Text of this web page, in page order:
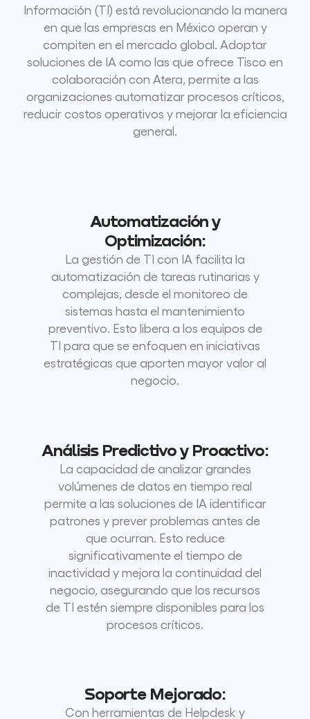
Información (TI) está revolucionando la manera
en que las empresas en México operan y
compiten en el mercado global. Adoptar
soluciones de IA como las que ofrece Tisco en
colaboración con Atera, permite a las
organizaciones automatizar procesos críticos,
reducir costos operativos y mejorar la eficiencia
general.
Automatización y
Optimización:
La gestión de TI con IA facilita la
automatización de tareas rutinarias y
complejas, desde el monitoreo de
sistemas hasta el mantenimiento
preventivo. Esto libera a los equipos de
TI para que se enfoquen en iniciativas
estratégicas que aporten mayor valor al
negocio.
Análisis Predictivo y Proactivo:
La capacidad de analizar grandes
volúmenes de datos en tiempo real
permite a las soluciones de IA identificar
patrones y prever problemas antes de
que ocurran. Esto reduce
significativamente el tiempo de
inactividad y mejora la continuidad del
negocio, asegurando que los recursos
de TI estén siempre disponibles para los
procesos críticos.
Soporte Mejorado:
Con herramientas de Helpdesk y